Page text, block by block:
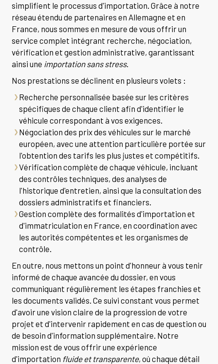
simplifient le processus d'importation. Grâce à notre
réseau étendu de partenaires en Allemagne et en
France, nous sommes en mesure de vous offrir un
service complet intégrant recherche, négociation,
vérification et gestion administrative, garantissant
ainsi une importation sans stress.
Nos prestations se déclinent en plusieurs volets :
Recherche personnalisée basée sur les critères
spécifiques de chaque client afin d'identifier le
véhicule correspondant à vos exigences.
Négociation des prix des véhicules sur le marché
européen, avec une attention particulière portée sur
l'obtention des tarifs les plus justes et compétitifs.
Vérification complète de chaque véhicule, incluant
des contrôles techniques, des analyses de
l'historique d'entretien, ainsi que la consultation des
dossiers administratifs et financiers.
Gestion complète des formalités d'importation et
d'immatriculation en France, en coordination avec
les autorités compétentes et les organismes de
contrôle.
En outre, nous mettons un point d'honneur à vous tenir
informé de chaque avancée du dossier, en vous
communiquant régulièrement les étapes franchies et
les documents validés. Ce suivi constant vous permet
d'avoir une vision claire de la progression de votre
projet et d'intervenir rapidement en cas de question ou
de besoin d'information supplémentaire. Notre
mission est de vous offrir une expérience
d'importation fluide et transparente, où chaque détail